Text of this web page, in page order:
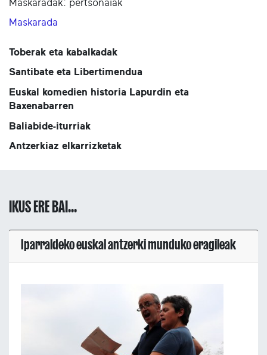
Maskaradak: pertsonaiak
Maskarada
Toberak eta kabalkadak
Santibate eta Libertimendua
Euskal komedien historia Lapurdin eta
Baxenabarren
Baliabide-iturriak
Antzerkiaz elkarrizketak
IKUS ERE BAI...
Iparraldeko euskal antzerki munduko eragileak